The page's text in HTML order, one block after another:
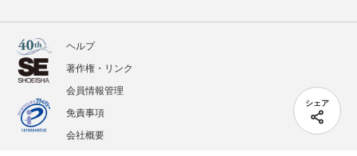
シェア
ヘルプ
著作権・リンク
会員情報管理
免責事項
会社概要